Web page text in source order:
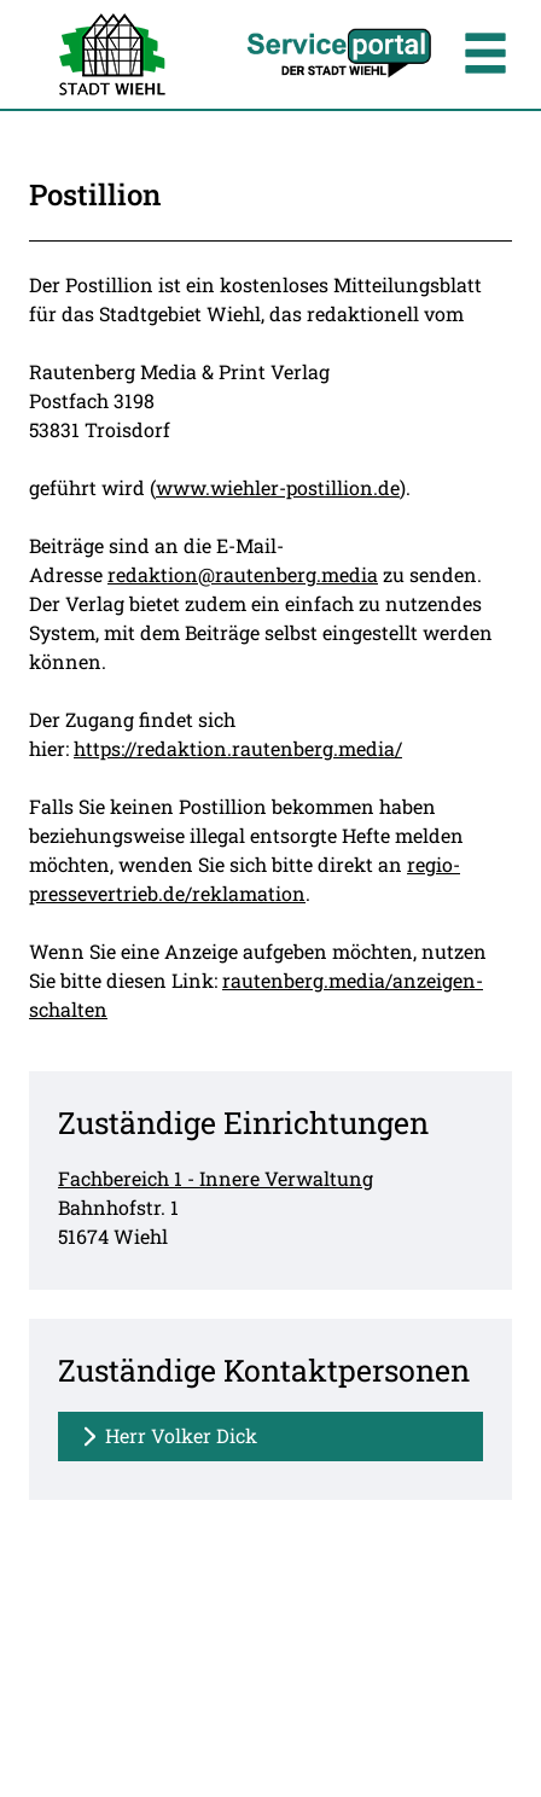
Zum Hauptinhalt springen
Zum Header
Zum Hauptinhalt
Zum Footer
Postillion
Beschreibung
Der Postillion ist ein kostenloses Mitteilungsblatt
für das Stadtgebiet Wiehl, das redaktionell vom
Rautenberg Media & Print Verlag
Postfach 3198
53831 Troisdorf
geführt wird (www.wiehler-postillion.de).
Beiträge sind an die E-Mail-
Adresseredaktion@rautenberg.media zu senden.
Der Verlag bietet zudem ein einfach zu nutzendes
System, mit dem Beiträge selbst eingestellt werden
können.
Der Zugang findet sich
hier:https://redaktion.rautenberg.media/
Falls Sie keinen Postillion bekommen haben
beziehungsweise illegal entsorgte Hefte melden
möchten, wenden Sie sich bitte direkt an regio-
pressevertrieb.de/reklamation.
Wenn Sie eine Anzeige aufgeben möchten, nutzen
Sie bitte diesen Link:rautenberg.media/anzeigen-
schalten
Zuständige Einrichtungen
Fachbereich 1 - Innere Verwaltung
Straße:
Bahnhofstr. Hausnummer:
1
PLZ:
51674Ort:
Wiehl
Zuständige Kontaktpersonen
Herr Volker Dick